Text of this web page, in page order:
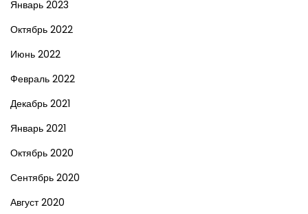
Январь 2023
Октябрь 2022
Июнь 2022
Февраль 2022
Декабрь 2021
Январь 2021
Октябрь 2020
Сентябрь 2020
Август 2020